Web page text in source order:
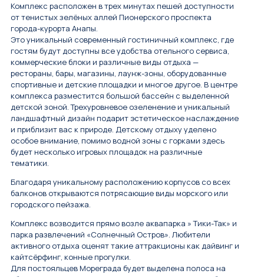
Комплекс расположен в трех минутах пешей доступности
от тенистых зелёных аллей Пионерского проспекта
города-курорта Анапы.
Это уникальный современный гостиничный комплекс, где
гостям будут доступны все удобства отельного сервиса,
коммерческие блоки и различные виды отдыха —
рестораны, бары, магазины, лаунж-зоны, оборудованные
спортивные и детские площадки и многое другое. В центре
комплекса разместится большой бассейн с выделенной
детской зоной. Трехуровневое озеленение и уникальный
ландшафтный дизайн подарит эстетическое наслаждение
и приблизит вас к природе. Детскому отдыху уделено
особое внимание, помимо водной зоны с горками здесь
будет несколько игровых площадок на различные
тематики.
Благодаря уникальному расположению корпусов со всех
балконов открываются потрясающие виды морского или
городского пейзажа.
Комплекс возводится прямо возле аквапарка » Тики-Так» и
парка развлечений «Солнечный Остров». Любители
активного отдыха оценят такие аттракционы как дайвинг и
кайтсёрфинг, конные прогулки.
Для постояльцев Мореграда будет выделена полоса на